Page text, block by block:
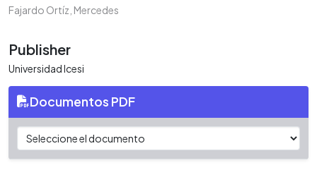
Fajardo Ortíz, Mercedes
Publisher
Universidad Icesi
Documentos PDF